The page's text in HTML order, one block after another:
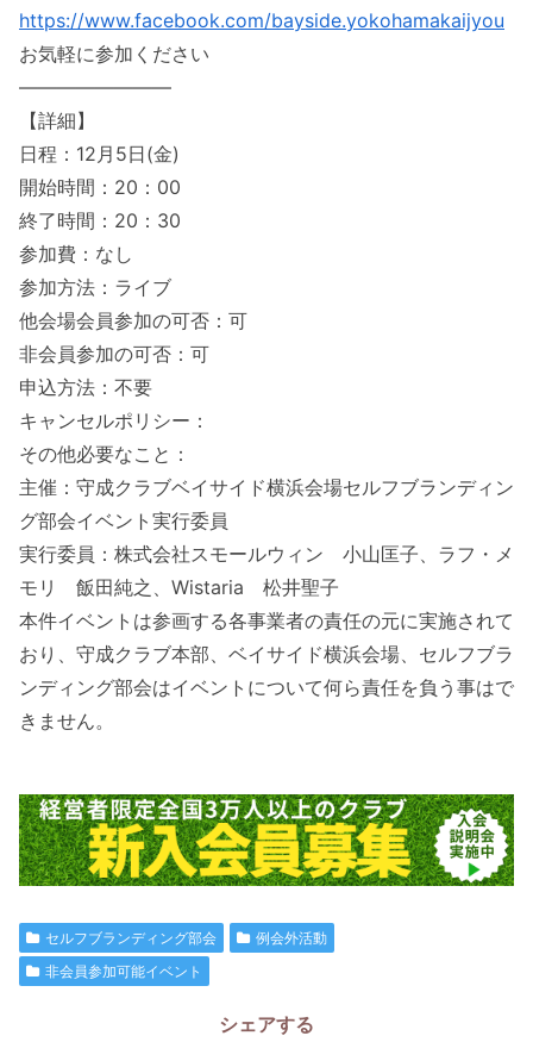
https://www.facebook.com/bayside.yokohamakaijyou
お気軽に参加ください
――――――――
【詳細】
日程：12月5日(金)
開始時間：20：00
終了時間：20：30
参加費：なし
参加方法：ライブ
他会場会員参加の可否：可
非会員参加の可否：可
申込方法：不要
キャンセルポリシー：
その他必要なこと：
主催：守成クラブベイサイド横浜会場セルフブランディン
グ部会イベント実行委員
実行委員：株式会社スモールウィン 小山匡子、ラフ・メ
モリ 飯田純之、Wistaria 松井聖子
本件イベントは参画する各事業者の責任の元に実施されて
おり、守成クラブ本部、ベイサイド横浜会場、セルフブラ
ンディング部会はイベントについて何ら責任を負う事はで
きません。
セルフブランディング部会
例会外活動
非会員参加可能イベント
シェアする